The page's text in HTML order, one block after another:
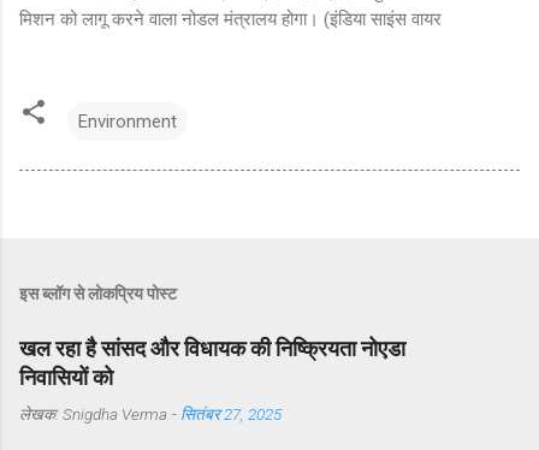
मिशन को लागू करने वाला नोडल मंत्रालय होगा। (इंडिया साइंस वायर
Environment
इस ब्लॉग से लोकप्रिय पोस्ट
खल रहा है सांसद और विधायक की निष्क्रियता नोएडा
निवासियों को
लेखक: Snigdha Verma - सितंबर 27, 2025